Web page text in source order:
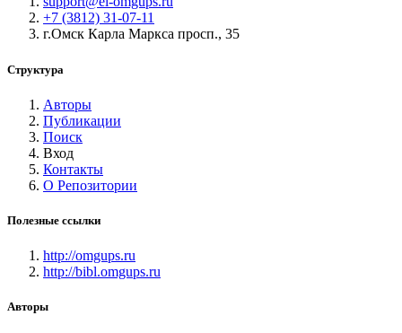
+7 (3812) 31-07-11
г.Омск Карла Маркса просп., 35
Структура
Авторы
Публикации
Поиск
Вход
Контакты
О Репозитории
Полезные ссылки
http://omgups.ru
http://bibl.omgups.ru
Авторы